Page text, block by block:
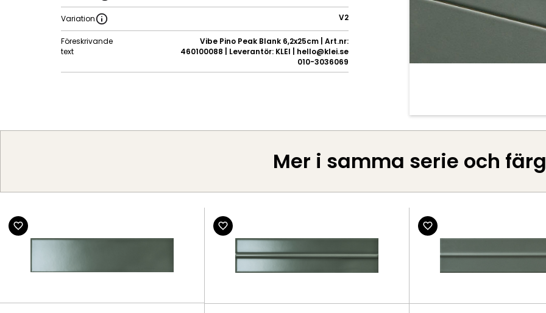
Variation V2
Föreskrivande
text
Vibe Pino Peak Blank 6,2x25cm | Art.nr:
460100088 | Leverantör: KLEI | hello@klei.se
010-3036069
Mer i samma serie och färg